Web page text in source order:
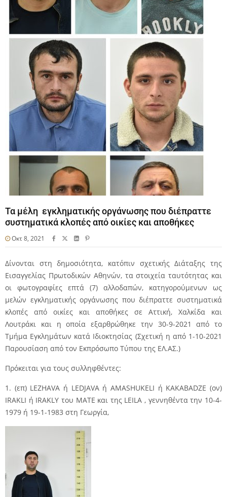
Τα μέλη εγκληματικής οργάνωσης που διέπραττε
συστηματικά κλοπές από οικίες και αποθήκες
Οκτ 8, 2021
Δίνονται στη δημοσιότητα, κατόπιν σχετικής Διάταξης της
Εισαγγελίας Πρωτοδικών Αθηνών, τα στοιχεία ταυτότητας και
οι φωτογραφίες επτά (7) αλλοδαπών, κατηγορούμενων ως
μελών εγκληματικής οργάνωσης που διέπραττε συστηματικά
κλοπές από οικίες και αποθήκες σε Αττική, Χαλκίδα και
Λουτράκι και η οποία εξαρθρώθηκε την 30-9-2021 από το
Τμήμα Εγκλημάτων κατά Ιδιοκτησίας (Σχετική η από 1-10-2021
Παρουσίαση από τον Εκπρόσωπο Τύπου της ΕΛ.ΑΣ.)
Πρόκειται για τους συλληφθέντες:
1. (επ) LEZHAVA ή LEDJAVA ή AMASHUKELI ή KAKABADZE (ον)
IRAKLI ή IRAKLY του MATE και της LEILA , γεννηθέντα την 10-4-
1979 ή 19-1-1983 στη Γεωργία,